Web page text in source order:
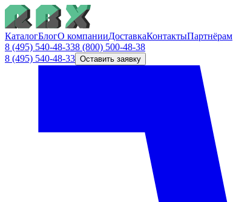
КаталогБлогО компанииДоставкаКонтактыПартнёрам
8 (495) 540-48-338 (800) 500-48-38
8 (495) 540-48-33 Оставить заявку